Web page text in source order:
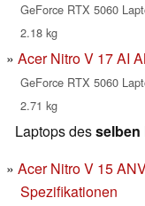
GeForce RTX 5060
2.18 kg
Acer Nitro V 17 AI
GeForce RTX 5060
2.71 kg
Laptops desselben
Acer Nitro V 15
Spezifikationen